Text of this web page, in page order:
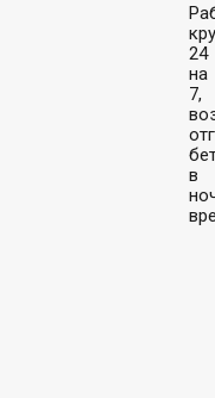
24
на
7,
в